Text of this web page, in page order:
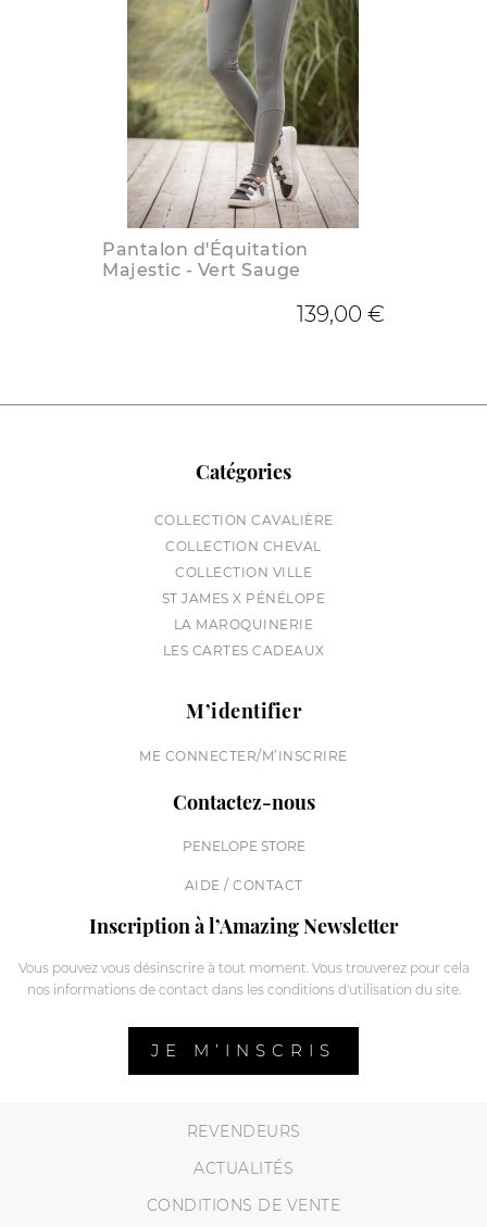
Pantalon d'Équitation
Majestic - Vert Sauge
139,00 €
Catégories
COLLECTION CAVALIÈRE
COLLECTION CHEVAL
COLLECTION VILLE
ST JAMES X PÉNÉLOPE
LA MAROQUINERIE
LES CARTES CADEAUX
M’identifier
ME CONNECTER/M’INSCRIRE
Contactez-nous
PENELOPE STORE
AIDE / CONTACT
Inscription à l’Amazing Newsletter
Vous pouvez vous désinscrire à tout moment. Vous trouverez pour cela
nos informations de contact dans les conditions d'utilisation du site.
JE M’INSCRIS
REVENDEURS
ACTUALITÉS
CONDITIONS DE VENTE